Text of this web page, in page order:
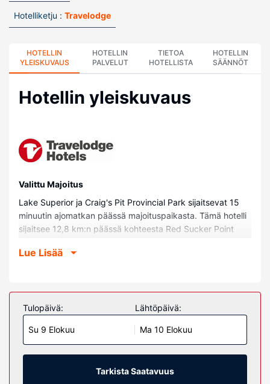
Hotelliketju : Travelodge
HOTELLIN
YLEISKUVAUS
HOTELLIN
PALVELUT
TIETOA
HOTELLISTA
HOTELLIN
SÄÄNNÖT
Hotellin yleiskuvaus
Valittu Majoitus
Lake Superior ja Craig's Pit Provincial Park sijaitsevat 15
minuutin ajomatkan päässä majoituspaikasta. Tämä hotelli
sijaitsee 12,8 km:n päässä kohteesta Red Sucker Point
kansallispuisto.
Kaikkien 43 huoneen mukavuuksiin kuuluu ilmastointi.
Ilmainen langaton internetyhteys pitää sinut yhteydessä
verkkoon. Huoneet siivotaan päivittäin. Huoneissa on
ilmaiset teepussit / ilmainen pikakahvi.
Palveluihin kuuluu ilmainen pysäköinti.
Lue Lisää
Tulopäivä:
Su 9 Elokuu
Lähtöpäivä:
Ma 10 Elokuu
Tarkista Saatavuus